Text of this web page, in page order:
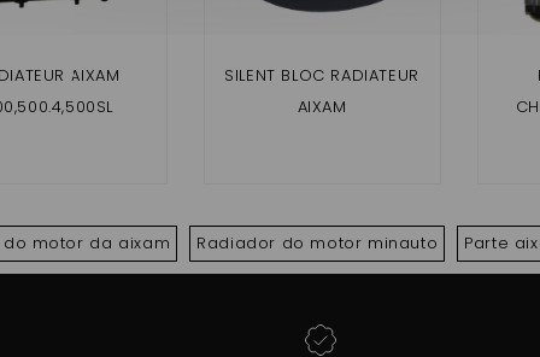
AIXAM
,MEGA
1,MEGA 2
SILENT BLOC RADIATEUR
AIXAM
do motor da aixam
Radiador do motor minauto Parte